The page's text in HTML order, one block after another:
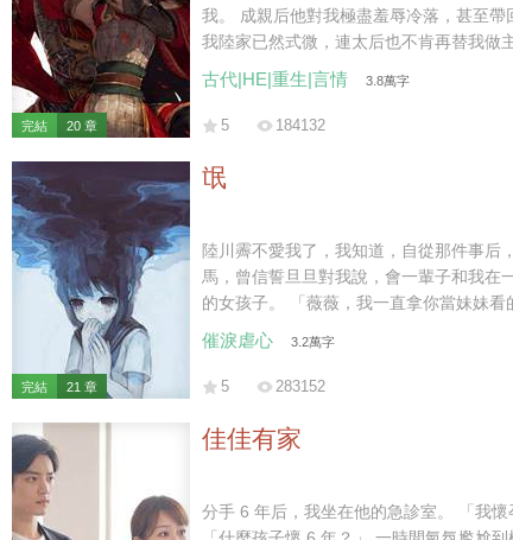
完結 20 章
我。 成親后他對我極盡羞辱冷落，甚至帶回一個女子，宣布要休妻再娶。 那時
我陸家已然式微，連太后也不肯再替我做主。 可我一身烈骨，哪里受得
的委屈，在他們新婚之夜，一把火燒了將軍府。 再睜眼時，我竟重生
一個月前。
古代|HE|重生|言情 3.8萬字
5 184132
完結 21 章
氓
陸川霽不愛我了，我知道，自從那件事后，他開始嫌
馬，曾信誓旦旦對我說，會一輩子和我在一起。 后來，他遇見另一個
的女孩子。 「薇薇，我一直拿你當妹妹
催淚虐心 3.2萬字
5 283152
佳佳有家
分手 6 年后，我坐在他的急診室。 「我